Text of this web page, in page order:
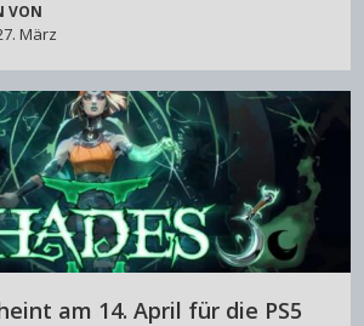
VON
März
am 14. April für die PS5